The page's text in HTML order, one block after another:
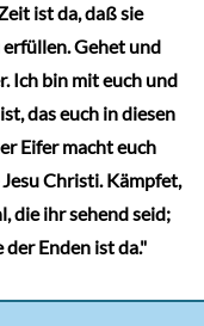
ist da, daß sie
Gehet und
Ich bin mit euch und
das euch in diesen
Eifer macht euch
Christi. Kämpfet,
die ihr sehend seid;
Enden ist da."